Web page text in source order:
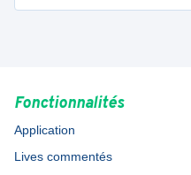
Fonctionnalités
Application
Lives commentés